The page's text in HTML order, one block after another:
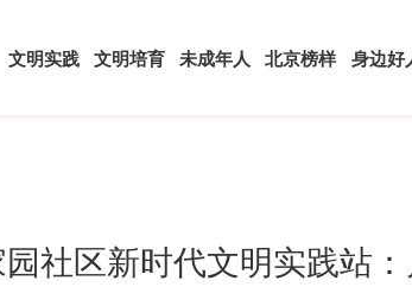
文明实践 文明培育 未成年人 北京榜样 身边好
社区新时代文明实践站：